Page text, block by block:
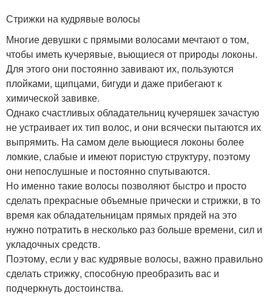
Стрижки на кудрявые волосы
Многие девушки с прямыми волосами мечтают о том,
чтобы иметь кучерявые, вьющиеся от природы локоны.
Для этого они постоянно завивают их, пользуются
плойками, щипцами, бигуди и даже прибегают к
химической завивке.
Однако счастливых обладательниц кучеряшек зачастую
не устраивает их тип волос, и они всячески пытаются их
выпрямить. На самом деле вьющиеся локоны более
ломкие, слабые и имеют пористую структуру, поэтому
они непослушные и постоянно спутываются.
Но именно такие волосы позволяют быстро и просто
сделать прекрасные объемные прически и стрижки, в то
время как обладательницам прямых прядей на это
нужно потратить в несколько раз больше времени, сил и
укладочных средств.
Поэтому, если у вас кудрявые волосы, важно правильно
сделать стрижку, способную преобразить вас и
подчеркнуть достоинства.